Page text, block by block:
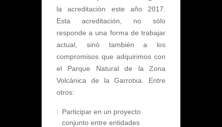
la acreditación este año 2017.
Esta acreditación, no sólo
responde a una forma de trabajar
actual, sinó también a los
compromisos que adquirimos con
el Parque Natural de la Zona
Volcánica de la Garrotxa. Entre
otros:
Participar en un proyecto
conjunto entre entidades